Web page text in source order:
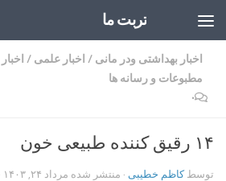
تربت ما
اخبار بهداشتی ودر مانی / اخبار علمی /
مطبوعات و رسانه ها
۰
۱۴ رقیق کننده طبیعی خون
توسطکاظم خطیبی · منتشر شده مرداد ۲۴, ۱۴۰۳